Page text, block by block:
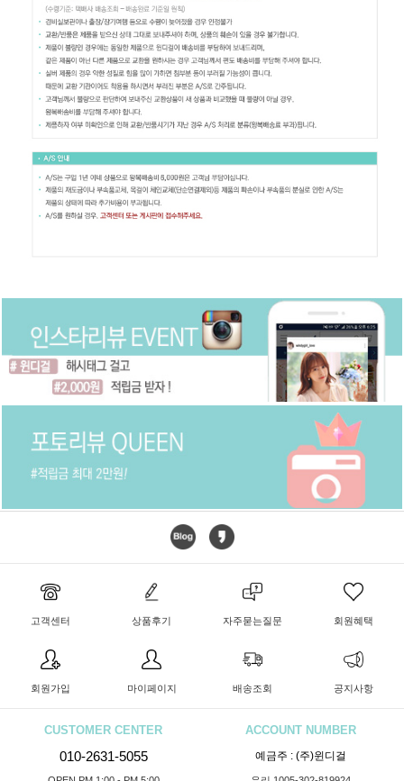
고객센터 상품후기 자주묻는질문 회원혜택
회원가입 마이페이지 배송조회 공지사항
CUSTOMER CENTER
010-2631-5055
ACCOUNT NUMBER
예금주 : (주)윈디걸